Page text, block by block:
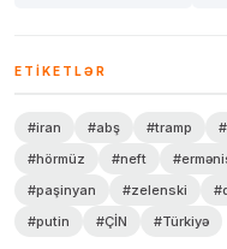
ETIKETLƏR
#iran #abş #tramp
#hörmüz
#neft
#paşinyan
#zelenski
#putin
#ÇİN #Türkiyə